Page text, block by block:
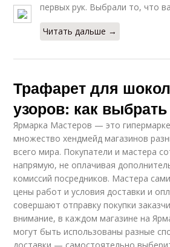
первых рук. Выбрали то, что
Читать дальше →
Трафарет для
узоров: как
Ярмарка Мастеров — это
множество хендмейд магазинов
всего мира. Покупатели и мастера
напрямую, не оплачивая
комиссий посредников. Мастера
цены работ и условия доставки и
совершают отправку покупки
внимание, в каждом магазине на
могут быть использованы разные